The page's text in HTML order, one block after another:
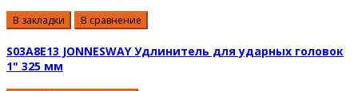
В закладки В сравнение
S03A8E13 JONNESWAY Удлинитель для ударных головок
1" 325 мм